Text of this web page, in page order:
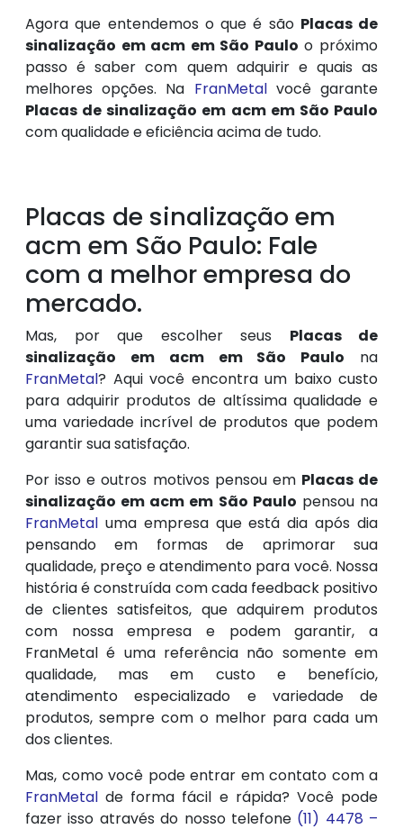
Agora que entendemos o que é são Placas de
sinalização em acm em São Paulo o próximo
passo é saber com quem adquirir e quais as
melhores opções. Na FranMetalvocê garante
Placas de sinalização em acm em São Paulo
com qualidade e eficiência acima de tudo.
Placas de sinalização em
acm em São Paulo: Fale
com a melhor empresa do
mercado.
Mas, por que escolher seus Placas de
sinalização em acm em São Paulo na
FranMetal? Aqui você encontra um baixo custo
para adquirir produtos de altíssima qualidade e
uma variedade incrível de produtos que podem
garantir sua satisfação.
Por isso e outros motivos pensou em Placas de
sinalização em acm em São Paulo pensou na
FranMetal uma empresa que está dia após dia
pensando em formas de aprimorar sua
qualidade, preço e atendimento para você. Nossa
história é construída com cada feedback positivo
de clientes satisfeitos, que adquirem produtos
com nossa empresa e podem garantir, a
FranMetal é uma referência não somente em
qualidade, mas em custo e benefício,
atendimento especializado e variedade de
produtos, sempre com o melhor para cada um
dos clientes.
Mas, como você pode entrar em contato com a
FranMetal de forma fácil e rápida? Você pode
fazer isso através do nosso telefone (11) 4478 –